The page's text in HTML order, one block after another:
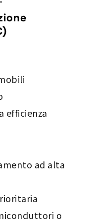
efficienza
ad alta
o